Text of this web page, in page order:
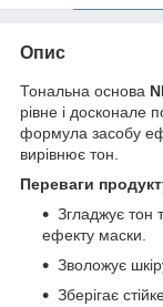
Опис
Тональна основа
рівне і досконале
формула засобу
вирівнює тон.
Переваги
Згладжує тон
ефекту маски.
Зволожує
Зберігає